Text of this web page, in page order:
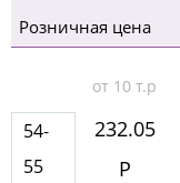
Розничная цена
от 10 т.р
54-
55
232.05
Р